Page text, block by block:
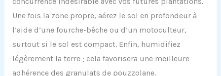
Une fois la zone propre, aérez le sol en profondeur à
l’aide d’une fourche-bêche ou d’un motoculteur,
surtout si le sol est compact. Enfin, humidifiez
légèrement la terre ; cela favorisera une meilleure
adhérence des granulats de pouzzolane.